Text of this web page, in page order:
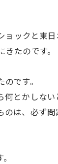
ックと東
たのです。
です。
とかしな
は、必ず問